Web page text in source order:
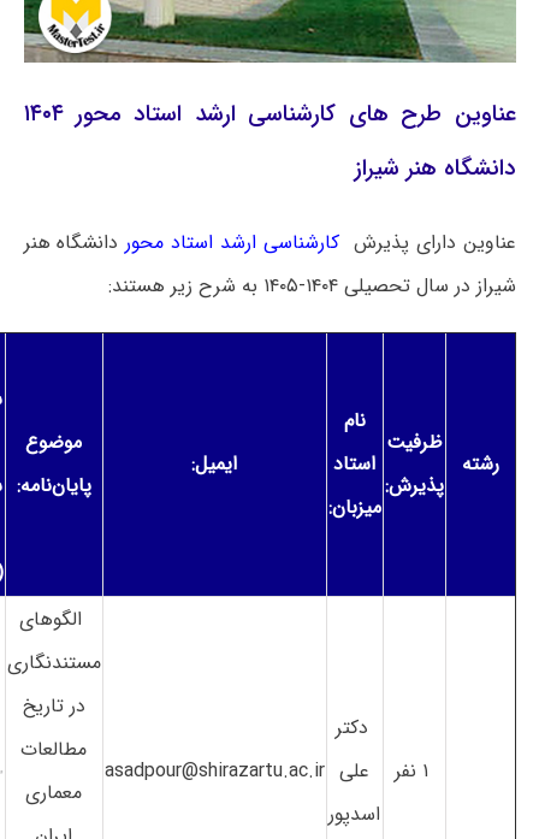
عناوین طرح های کارشناسی ارشد استاد محور ۱۴۰۴
دانشگاه هنر شیراز
عناوین دارای پذیرشکارشناسی ارشد استاد محور دانشگاه هنر
شیراز در سال تحصیلی ۱۴۰۴-۱۴۰۵ به شرح زیر هستند:
رشته
ظرفیت
پذیرش:
نام
استاد
میزبان:
ایمیل:
موضوع
پایان‌نامه:
دکتر
علی
اسدپور
asadpour@shirazartu.ac.ir
الگوهای
مستندنگاری
در تاریخ
مطالعات
معماری